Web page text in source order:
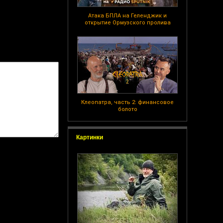
Атака БПЛА на Геленджик и
открытие Ормузского пролива
Клеопатра, часть 2: финансовое
болото
Картинки